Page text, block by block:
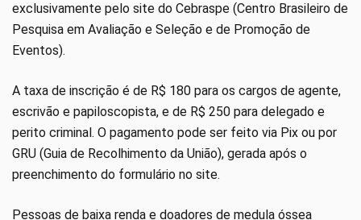
exclusivamente pelo site do Cebraspe (Centro Brasileiro de
Pesquisa em Avaliação e Seleção e de Promoção de
Eventos).
A taxa de inscrição é de R$ 180 para os cargos de agente,
escrivão e papiloscopista, e de R$ 250 para delegado e
perito criminal. O pagamento pode ser feito via Pix ou por
GRU (Guia de Recolhimento da União), gerada após o
preenchimento do formulário no site.
Pessoas de baixa renda e doadores de medula óssea